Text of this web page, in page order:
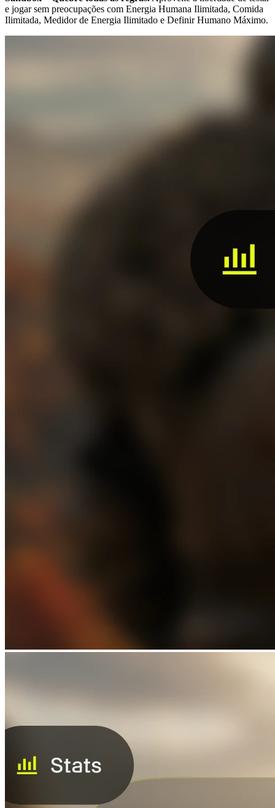
e jogar sem preocupações com Energia Humana Ilimitada, Comida
Ilimitada, Medidor de Energia Ilimitado e Definir Humano Máximo.